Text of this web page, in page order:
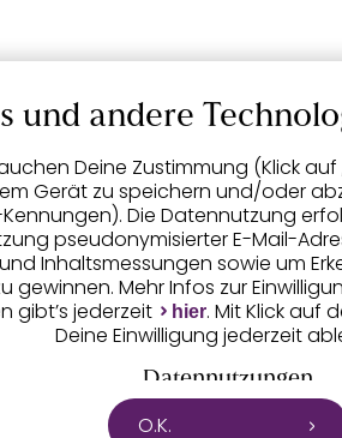
und andere
Deine Zustimmung (Klick auf
Gerät zu speichern und/oder
Die Datennutzung
pseudonymisierter E-Mail-
Inhaltsmessungen sowie um
gewinnen. Mehr Infos zur
gibt’s jederzeit
hier. Mit Klick auf
Deine Einwilligung jederzeit
Datennutzungen
O.K.